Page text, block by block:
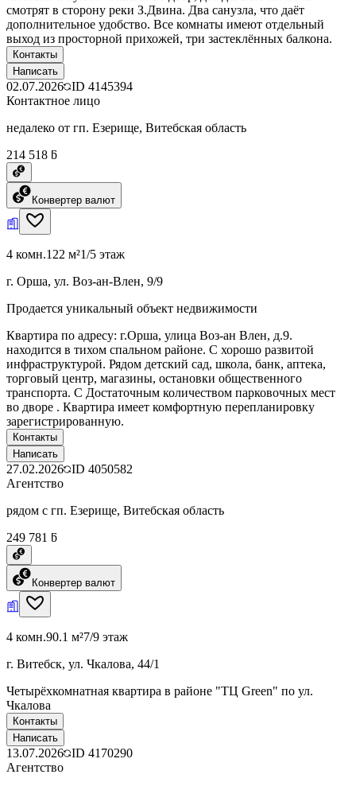
смотрят в сторону реки З.Двина. Два санузла, что даёт
дополнительное удобство. Все комнаты имеют отдельный
выход из просторной прихожей, три застеклённых балкона.
Контакты
Написать
02.07.2026 ID 4145394
Контактное лицо
недалеко от гп. Езерище, Витебская область
214 518 ƃ
Конвертер валют
4 комн.122 м²1/5 этаж
г. Орша, ул. Воз-ан-Влен, 9/9
Продается уникальный объект недвижимости
Квартира по адресу: г.Орша, улица Воз-ан Влен, д.9.
находится в тихом спальном районе. С хорошо развитой
инфраструктурой. Рядом детский сад, школа, банк, аптека,
торговый центр, магазины, остановки общественного
транспорта. С Достаточным количеством парковочных мест
во дворе . Квартира имеет комфортную перепланировку
зарегистрированную.
Контакты
Написать
27.02.2026 ID 4050582
Агентство
рядом с гп. Езерище, Витебская область
249 781 ƃ
Конвертер валют
4 комн.90.1 м²7/9 этаж
г. Витебск, ул. Чкалова, 44/1
Четырёхкомнатная квартира в районе "ТЦ Green" по ул.
Чкалова
Контакты
Написать
13.07.2026 ID 4170290
Агентство